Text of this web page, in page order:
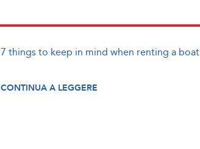
7 things to keep in mind when renting a boat
CONTINUA A LEGGERE